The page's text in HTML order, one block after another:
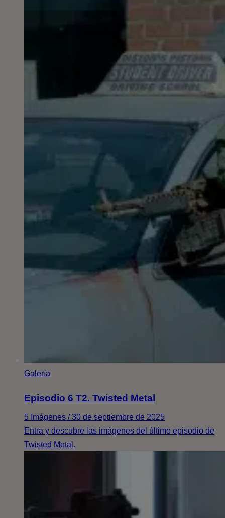
Galería
Episodio 6 T2. Twisted Metal
5 Imágenes / 30 de septiembre de 2025
Entra y descubre las imágenes del último episodio de
Twisted Metal.